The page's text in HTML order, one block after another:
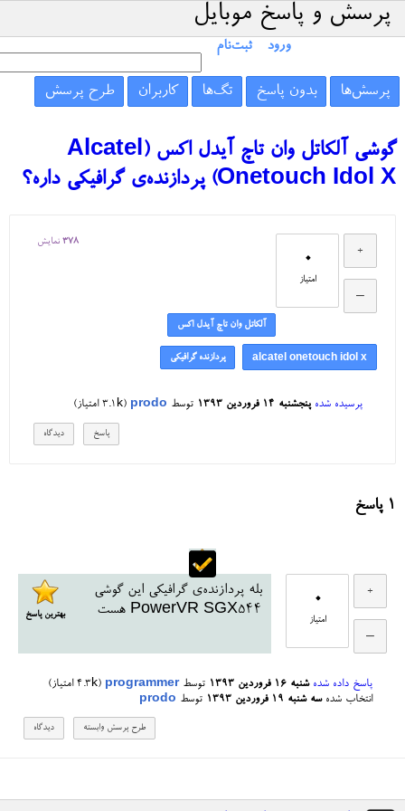
پرسش و پاسخ موبایل
ورود ثبت‌نام
پرسش‌ها بدون پاسخ تگ‌ها کاربران طرح پرسش
گوشی آلکاتل وان تاچ آیدل اکس (Alcatel
Onetouch Idol X) پردازنده‌ی گرافیکی داره؟
0
امتیاز
378 نمایش
آلکاتل وان تاچ آیدل اکس
alcatel onetouch idol x پردازنده گرافیکی
پرسیده شده پنجشنبه ۱۴ فروردین ۱۳۹۳ توسط prodo
(
3.1k امتیاز)
1 پاسخ
0
امتیاز بهترین پاسخ
بله پردازنده‌ی گرافیکی این گوشی
PowerVR SGX544 هست
پاسخ داده شده شنبه ۱۶ فروردین ۱۳۹۳ توسطprogrammer
(
4.3k امتیاز)
انتخاب شده سه شنبه ۱۹ فروردین ۱۳۹۳ توسط prodo